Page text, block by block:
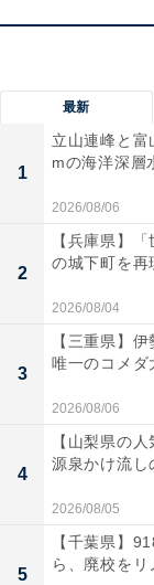
最新
1
立山連峰と
mの海洋深層
2026/08/06
2
【兵庫県】
の城下町を再
2026/08/04
3
【三重県】
唯一のコメダ
2026/08/06
4
【山梨県の
源泉かけ流し
2026/08/05
5
【千葉県】
ら、廃校をリ